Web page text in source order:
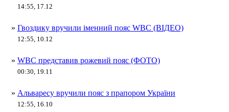
14:55, 17.12
» Гвоздику вручили іменний пояс WBC (ВІДЕО)
12:55, 10.12
» WBC представив рожевий пояс (ФОТО)
00:30, 19.11
» Альваресу вручили пояс з прапором України
12:55, 16.10